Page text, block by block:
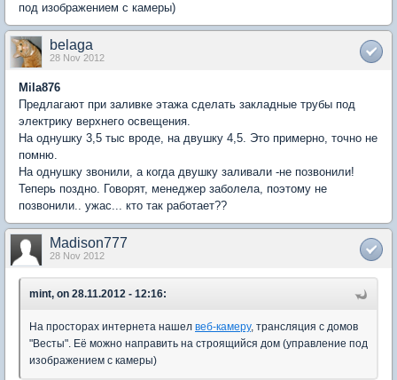
под изображением с камеры)
belaga
28 Nov 2012
Mila876
Предлагают при заливке этажа сделать закладные трубы под
электрику верхнего освещения.
На однушку 3,5 тыс вроде, на двушку 4,5. Это примерно, точно не
помню.
На однушку звонили, а когда двушку заливали -не позвонили!
Теперь поздно. Говорят, менеджер заболела, поэтому не
позвонили.. ужас... кто так работает??
Madison777
28 Nov 2012
mint, on 28.11.2012 - 12:16:
На просторах интернета нашел веб-камеру, трансляция с домов
"Весты". Её можно направить на строящийся дом (управление под
изображением с камеры)